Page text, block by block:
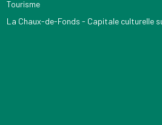
Tourisme
La Chaux-de-Fonds - Capitale culturelle